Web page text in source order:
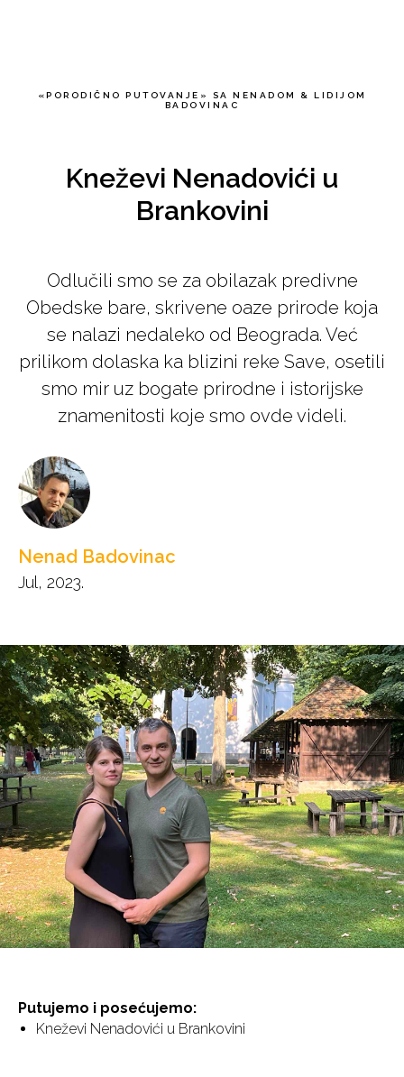
«PORODIČNO PUTOVANJE» SA NENADOM & LIDIJOM
BADOVINAC
Kneževi Nenadovići u
Brankovini
Odlučili smo se za obilazak predivne
Obedske bare, skrivene oaze prirode koja
se nalazi nedaleko od Beograda. Već
prilikom dolaska ka blizini reke Save, osetili
smo mir uz bogate prirodne i istorijske
znamenitosti koje smo ovde videli.
Nenad Badovinac
Jul, 2023.
Putujemo i posećujemo:
Kneževi Nenadovići u Brankovini